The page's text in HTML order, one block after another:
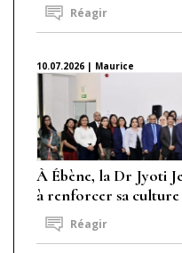
Réagir
10.07.2026 | Maurice
À Ébène, la Dr Jyoti
à renforcer sa
Réagir